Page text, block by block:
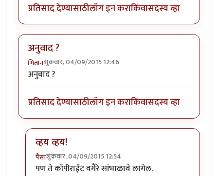
प्रतिसाद देण्यासाठीलॉग इन कराकिंवासदस्य व्हा
अनुवाद ?
मितानशुक्रवार, 04/09/2015 12:46
अनुवाद ?
प्रतिसाद देण्यासाठीलॉग इन कराकिंवासदस्य व्हा
व्हय व्हय!
पैसाशुक्रवार, 04/09/2015 12:54
In reply toअनुवाद ?byमितान
पण ते कॉपीराईट वगैरे सांभाळावे लागेल.